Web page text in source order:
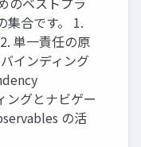
集合です。 1.
単一責任の原
インディング
グとナビゲー
の活